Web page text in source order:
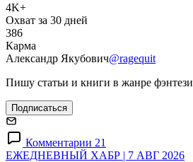
4K+
Охват за 30 дней
386
Карма
Александр Якубович@ragequit
Пишу статьи и книги в жанре фэнтези
Подписаться
Комментарии 21
ЕЖЕДНЕВНЫЙ ХАБР | 7 АВГ 2026